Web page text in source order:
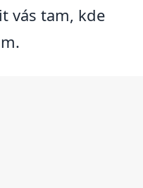
vás tam, kde